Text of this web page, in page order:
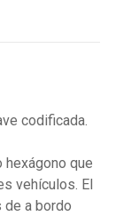
codificada.
hexágono que
vehículos. El
a bordo